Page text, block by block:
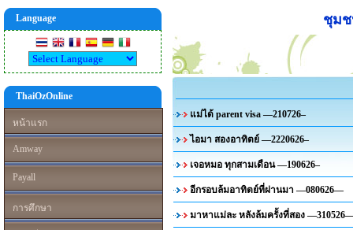
Language
ThaiOzOnline
หน้าแรก
Amway
Payall
การศึกษา
ชุมช
แม่ได้ parent visa —210726–
ไอมา สองอาทิตย์ —2220626–
เจอหมอ ทุกสามเดือน —190626–
อีกรอบล้มอาทิตย์ที่ผ่านมา —080626—
มาหาแม่ละ หลังล้มครั้งที่สอง